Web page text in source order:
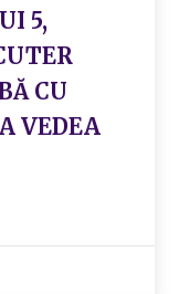
5,
CU
VEDEA